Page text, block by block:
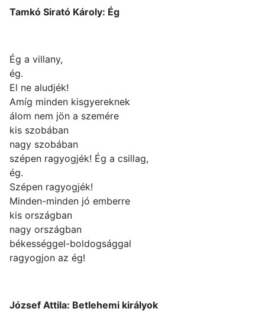
Tamkó Sirató Károly: Ég
Ég a villany,
ég.
El ne aludjék!
Amíg minden kisgyereknek
álom nem jön a szemére
kis szobában
nagy szobában
szépen ragyogjék! Ég a csillag,
ég.
Szépen ragyogjék!
Minden-minden jó emberre
kis országban
nagy országban
békességgel-boldogsággal
ragyogjon az ég!
József Attila: Betlehemi királyok